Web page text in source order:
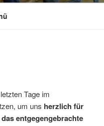
Tage im
um uns herzlich für
entgegengebrachte